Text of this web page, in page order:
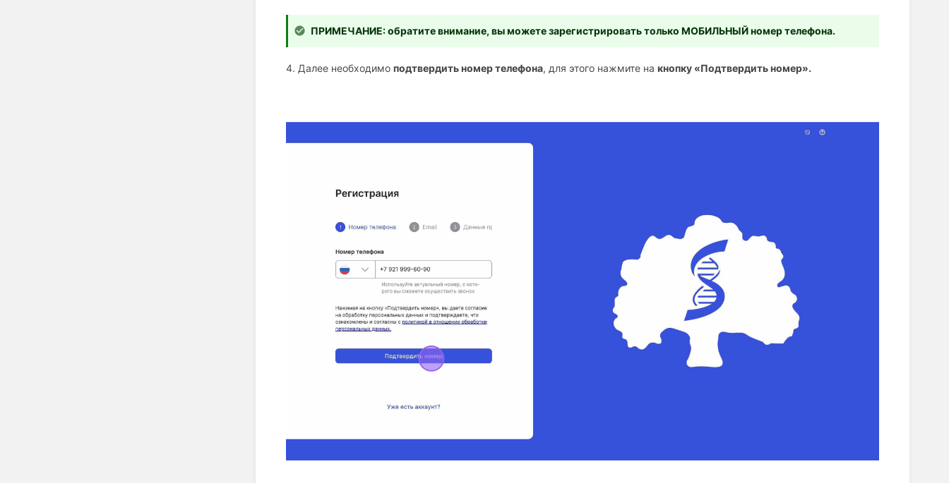
ПРИМЕЧАНИЕ: обратите внимание, вы можете зарегистрировать только МОБИЛЬНЫЙ номер телефона.
4. Далее необходимо подтвердить номер телефона, для этого нажмите на кнопку «Подтвердить номер».